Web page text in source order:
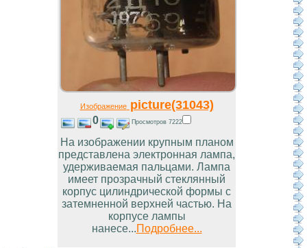
Изображениеpicture(31043)
0 Просмотров 7222
На изображении крупным планом
представлена электронная лампа,
удерживаемая пальцами. Лампа
имеет прозрачный стеклянный
корпус цилиндрической формы с
затемненной верхней частью. На
корпусе лампы
нанесе...Подробнее...